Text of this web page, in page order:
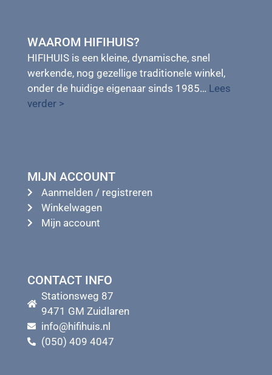
WAAROM HIFIHUIS?
HIFIHUIS is een kleine, dynamische, snel
werkende, nog gezellige traditionele winkel,
onder de huidige eigenaar sinds 1985… Lees
verder >
MIJN ACCOUNT
Aanmelden / registreren
Winkelwagen
Mijn account
CONTACT INFO
Stationsweg 87
9471 GM Zuidlaren
info@hifihuis.nl
(050) 409 4047